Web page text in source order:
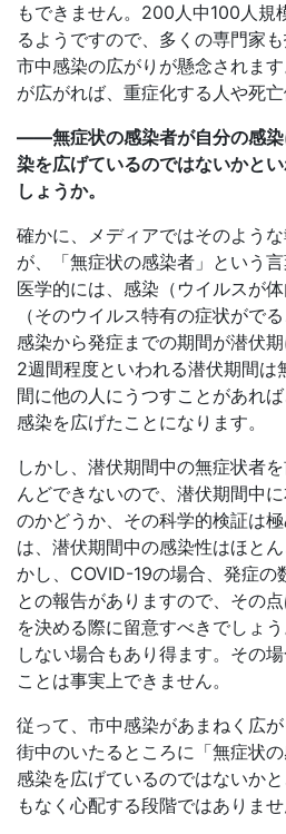
もできません。200人中100人規
るようですので、多くの専門家
市中感染の広がりが懸念されま
が広がれば、重症化する人や死亡
――無症状の感染者が自分の感染
染を広げているのではないかと
しょうか。
確かに、メディアではそのよう
が、「無症状の感染者」という言
医学的には、感染（ウイルスが
（そのウイルス特有の症状がで
感染から発症までの期間が潜伏
2週間程度といわれる潜伏期間は
間に他の人にうつすことがあれ
感染を広げたことになります。
しかし、潜伏期間中の無症状者
んどできないので、潜伏期間中
のかどうか、その科学的検証は
は、潜伏期間中の感染性はほと
かし、COVID-19の場合、発症の
との報告がありますので、その
を決める際に留意すべきでしょ
しない場合もあり得ます。その
ことは事実上できません。
従って、市中感染があまねく広が
街中のいたるところに「無症状
感染を広げているのではないか
もなく心配する段階ではありませ